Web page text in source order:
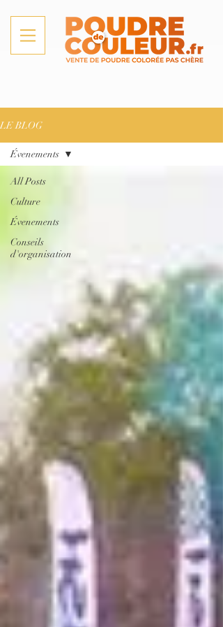
LE BLOG
All Posts
Culture
Évenements
Conseils
d'organisation
Évenements